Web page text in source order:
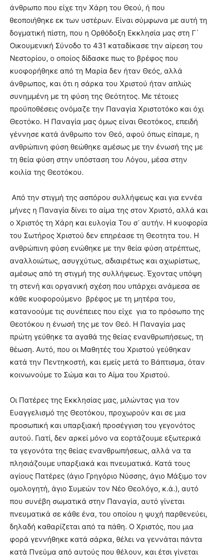
άνθρωπο που είχε την Χάρη του Θεού, ή που
θεοποιήθηκε εκ των υστέρων. Είναι σύμφωνα με αυτή τη
δογματική πίστη, που η Ορθόδοξη Εκκλησία μας στη Γ´
Οικουμενική Σύνοδο το 431 καταδίκασε την αίρεση του
Νεστορίου, ο οποίος δίδασκε πως το βρέφος που
κυοφορήθηκε από τη Μαρία δεν ήταν Θεός, αλλά
άνθρωπος, και ότι η σάρκα του Χριστού ήταν απλώς
συνημμένη με τη φύση της Θεότητος. Με τέτοιες
προϋποθέσεις ονόμαζε την Παναγία Χριστοτόκο και όχι
Θεοτόκο. Η Παναγία μας όμως είναι Θεοτόκος, επειδή
γέννησε κατά άνθρωπο τον Θεό, αφού όπως είπαμε, η
ανθρώπινη φύση θεώθηκε αμέσως με την ένωσή της με
τη θεία φύση στην υπόσταση του Λόγου, μέσα στην
κοιλία της Θεοτόκου.
Από την στιγμή της ασπόρου συλλήψεως και για εννέα
μήνες η Παναγία δίνει το αίμα της στον Χριστό, αλλά και
ο Χριστός τη Χάρη και ευλογία Του σ᾽ αυτήν. Η κυοφορία
του Σωτήρος Χριστού δεν επηρέασε τη Θεοτητα του. Η
ανθρώπινη φύση ενώθηκε με την θεία φύση ατρέπτως,
αναλλοιώτως, ασυγχύτως, αδιαιρέτως και αχωρίστως,
αμέσως από τη στιγμή της συλλήψεως. Έχοντας υπόψη
τη στενή και οργανική σχέση που υπάρχει ανάμεσα σε
κάθε κυοφορούμενο βρέφος με τη μητέρα του,
κατανοούμε τις συνέπειες που είχε για το πρόσωπο της
Θεοτόκου η ένωσή της με τον Θεό. Η Παναγία μας
πρώτη γεύθηκε τα αγαθά της θείας ενανθρωπήσεως, τη
θέωση. Αυτό, που οι Μαθητές του Χριστού γεύθηκαν
κατά την Πεντηκοστή, και εμείς μετά το Βάπτισμα, όταν
κοινωνούμε το Σώμα και το Αίμα του Χριστού.
Οι Πατέρες της Εκκλησίας μας, μιλώντας για τον
Ευαγγελισμό της Θεοτόκου, προχωρούν και σε μια
προσωπική και υπαρξιακή προσέγγιση του γεγονότος
αυτού. Γιατί, δεν αρκεί μόνο να εορτάζουμε εξωτερικά
τα γεγονότα της θείας ενανθρωπήσεως, αλλά να τα
πλησιάζουμε υπαρξιακά και πνευματικά. Κατά τους
αγίους Πατέρες (άγιο Γρηγόριο Νύσσης, άγιο Μάξιμο τον
ομολογητή, άγιο Συμεών τον Νέο Θεολόγο, κ.ά.), αυτό
που συνέβη σωματικά στην Παναγία, αυτό γίνεται
πνευματικά σε κάθε ένα, του οποίου η ψυχή παρθενεύει,
δηλαδή καθαρίζεται από τα πάθη. Ο Χριστός, που μια
φορά γεννήθηκε κατά σάρκα, θέλει να γεννάται πάντα
κατά Πνεύμα από αυτούς που θέλουν, και έτσι γίνεται